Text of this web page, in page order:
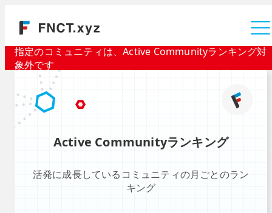
指定のコミュニティは、Active Communityランキング対
象外です
Active Communityランキング
活発に成長しているコミュニティの月ごとのラン
キング